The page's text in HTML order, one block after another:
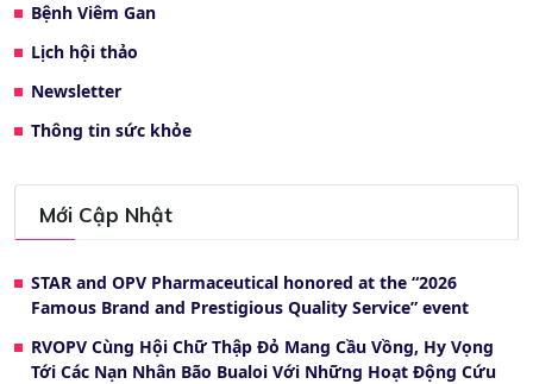
Bệnh Viêm Gan
Lịch hội thảo
Newsletter
Thông tin sức khỏe
Mới Cập Nhật
STAR and OPV Pharmaceutical honored at the “2026
Famous Brand and Prestigious Quality Service” event
RVOPV Cùng Hội Chữ Thập Đỏ Mang Cầu Vồng, Hy Vọng
Tới Các Nạn Nhân Bão Bualoi Với Những Hoạt Động Cứu